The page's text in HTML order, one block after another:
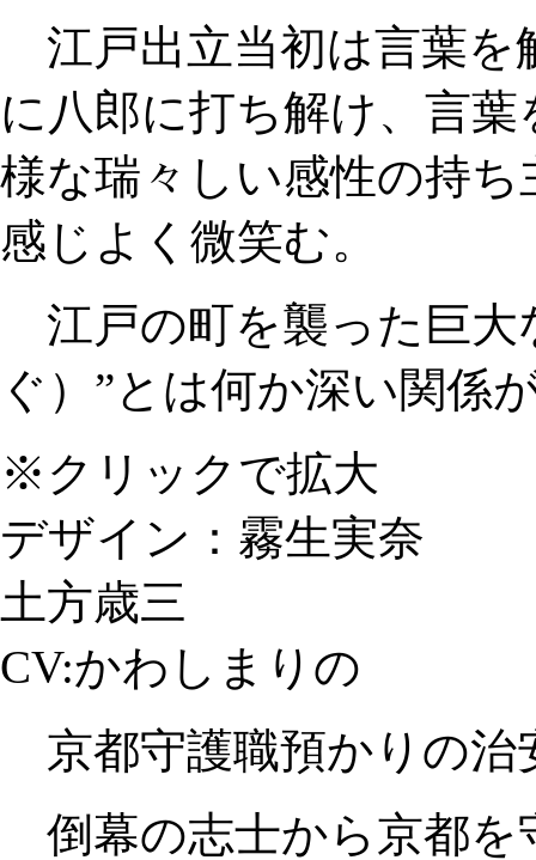
江戸出立当初は言葉を
に八郎に打ち解け、言
様な瑞々しい感性の持
感じよく微笑む。
江戸の町を襲った巨大
ぐ）”とは何か深い関係
※クリックで拡大
デザイン：霧生実奈
土方歳三
CV:かわしまりの
京都守護職預かりの治
倒幕の志士から京都を